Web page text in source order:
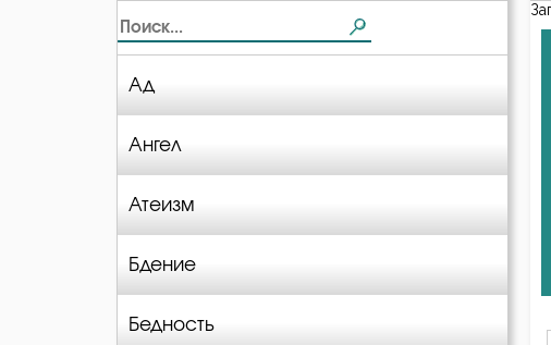
Ад
Ангел
Атеизм
Бдение
Бедность